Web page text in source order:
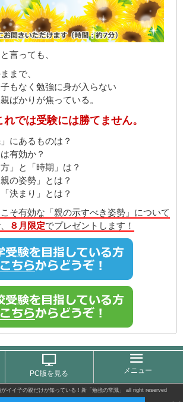
言っても、
まで、
もなく勉強に身が入らない
ばかりが焦っている。
では受験には勝てません。
にあるものは？
有効か？
」と「時期」は？
の姿勢」とは？
決まり」とは？
そ有効な「親の示すべき姿勢」について
８月限定でプレゼントします！
PC版を見る メニュー
イイ子の親だけが知っている！新「勉強の常識」 all right reserved